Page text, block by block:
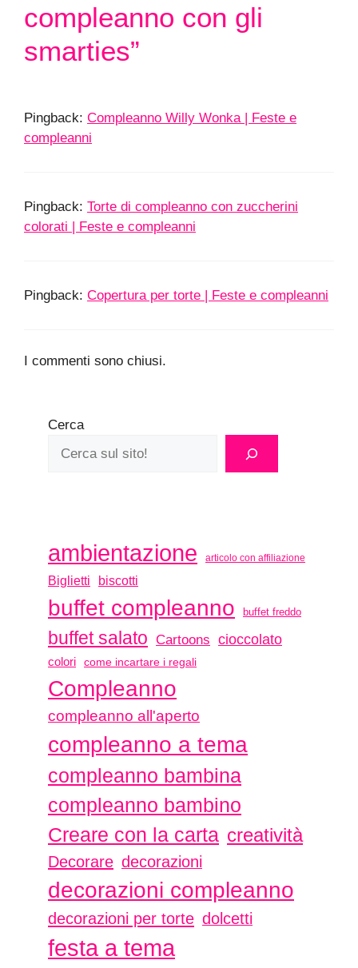
compleanno con gli
smarties”
Pingback: Compleanno Willy Wonka | Feste e
compleanni
Pingback: Torte di compleanno con zuccherini
colorati | Feste e compleanni
Pingback: Copertura per torte | Feste e compleanni
I commenti sono chiusi.
Cerca
ambientazione articolo con affiliazione
Biglietti biscotti
buffet compleanno buffet freddo
buffet salato Cartoons cioccolato
colori come incartare i regali
Compleanno
compleanno all'aperto
compleanno a tema
compleanno bambina
compleanno bambino
Creare con la carta creatività
Decorare decorazioni
decorazioni compleanno
decorazioni per torte dolcetti
festa a tema